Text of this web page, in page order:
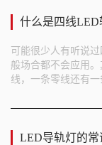
什么是四线LED
可能很少人有听说
般场合都不会应用
线，一条零线还有一
LED导轨灯的常